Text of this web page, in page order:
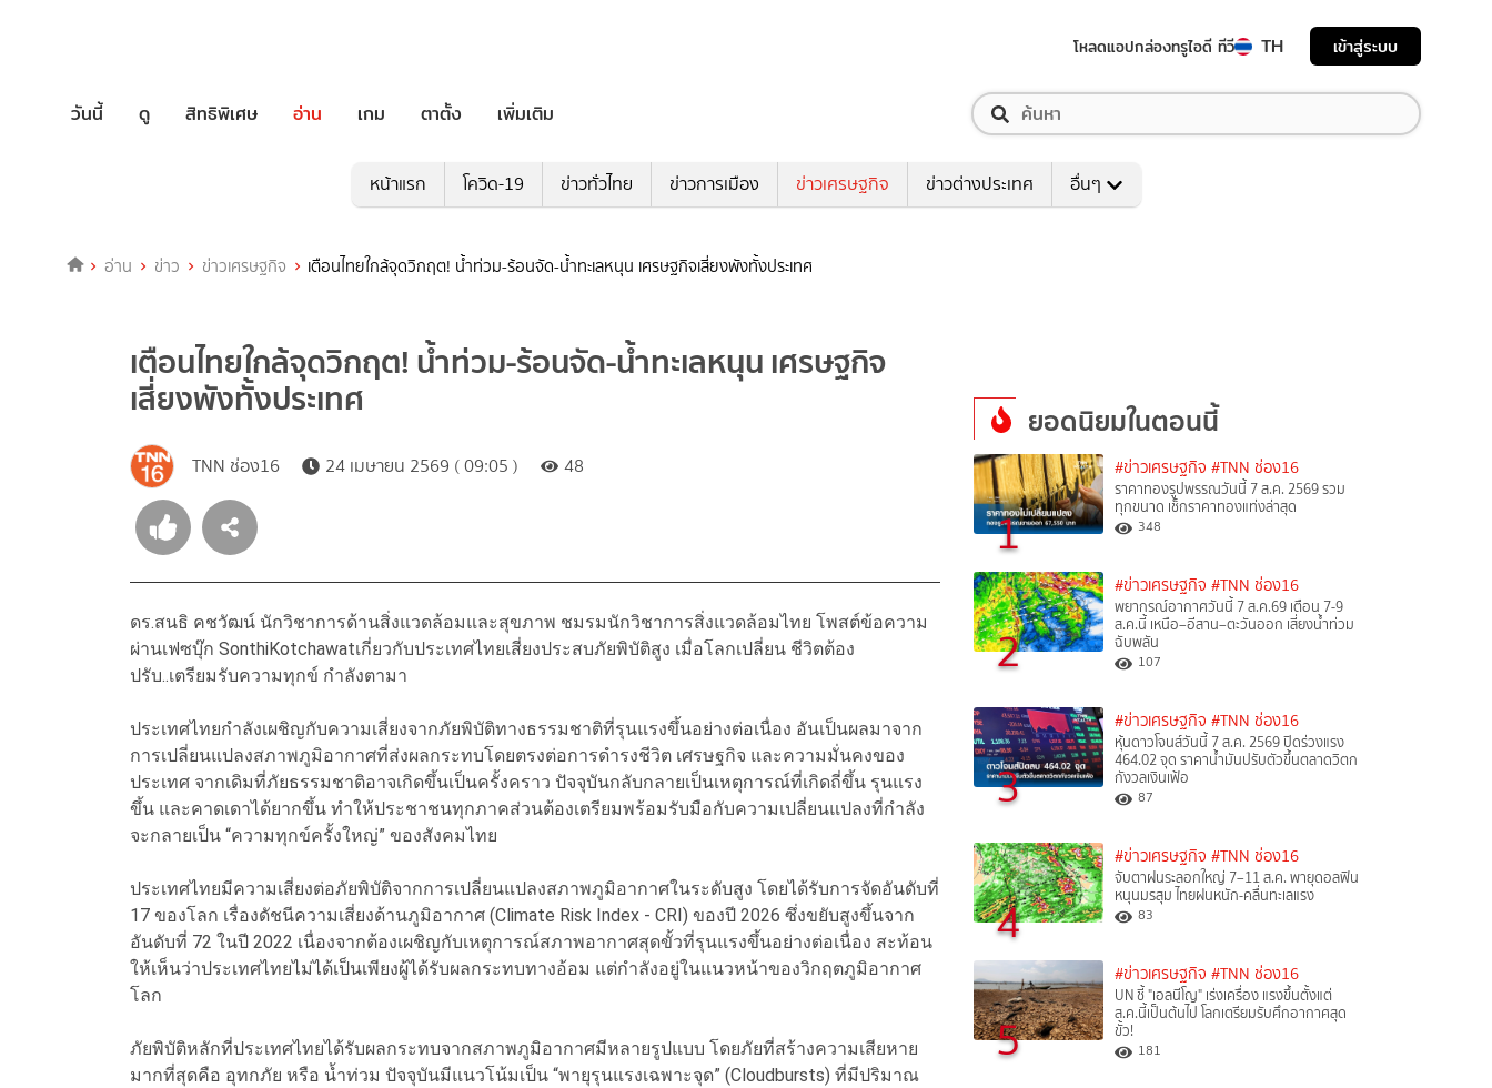
โหลดแอปกล่องทรูไอดี ทีวี TH เข้าสู่ระบบ
วันนี้ ดู สิทธิพิเศษ อ่าน เกม ตาตั้ง เพิ่มเติม
หน้าแรก โควิด-19 ข่าวทั่วไทย ข่าวการเมือง ข่าวเศรษฐกิจ ข่าวต่างประเทศ อื่นๆ
อ่าน ข่าว ข่าวเศรษฐกิจ เตือนไทยใกล้จุดวิกฤต! น้ำท่วม-ร้อนจัด-น้ำทะเลหนุน เศรษฐกิจเสี่ยงพังทั้งประเทศ
เตือนไทยใกล้จุดวิกฤต! น้ำท่วม-ร้อนจัด-น้ำทะเลหนุน เศรษฐกิจ
เสี่ยงพังทั้งประเทศ
TNN ช่อง16 24 เมษายน 2569 ( 09:05 ) 48
ดร.สนธิ คชวัฒน์ นักวิชาการด้านสิ่งแวดล้อมและสุขภาพ ชมรมนักวิชาการสิ่งแวดล้อมไทย โพสต์ข้อความ
ผ่านเฟซบุ๊ก SonthiKotchawatเกี่ยวกับประเทศไทยเสี่ยงประสบภัยพิบัติสูง เมื่อโลกเปลี่ยน ชีวิตต้อง
ปรับ..เตรียมรับความทุกข์ กำลังตามา
ประเทศไทยกำลังเผชิญกับความเสี่ยงจากภัยพิบัติทางธรรมชาติที่รุนแรงขึ้นอย่างต่อเนื่อง อันเป็นผลมาจาก
การเปลี่ยนแปลงสภาพภูมิอากาศที่ส่งผลกระทบโดยตรงต่อการดำรงชีวิต เศรษฐกิจ และความมั่นคงของ
ประเทศ จากเดิมที่ภัยธรรมชาติอาจเกิดขึ้นเป็นครั้งคราว ปัจจุบันกลับกลายเป็นเหตุการณ์ที่เกิดถี่ขึ้น รุนแรง
ขึ้น และคาดเดาได้ยากขึ้น ทำให้ประชาชนทุกภาคส่วนต้องเตรียมพร้อมรับมือกับความเปลี่ยนแปลงที่กำลัง
จะกลายเป็น “ความทุกข์ครั้งใหญ่” ของสังคมไทย
ประเทศไทยมีความเสี่ยงต่อภัยพิบัติจากการเปลี่ยนแปลงสภาพภูมิอากาศในระดับสูง โดยได้รับการจัดอันดับที่
17 ของโลก เรื่องดัชนีความเสี่ยงด้านภูมิอากาศ (Climate Risk Index - CRI) ของปี 2026 ซึ่งขยับสูงขึ้นจาก
อันดับที่ 72 ในปี 2022 เนื่องจากต้องเผชิญกับเหตุการณ์สภาพอากาศสุดขั้วที่รุนแรงขึ้นอย่างต่อเนื่อง สะท้อน
ให้เห็นว่าประเทศไทยไม่ได้เป็นเพียงผู้ได้รับผลกระทบทางอ้อม แต่กำลังอยู่ในแนวหน้าของวิกฤตภูมิอากาศ
โลก
ภัยพิบัติหลักที่ประเทศไทยได้รับผลกระทบจากสภาพภูมิอากาศมีหลายรูปแบบ โดยภัยที่สร้างความเสียหาย
มากที่สุดคือ อุทกภัย หรือ น้ำท่วม ปัจจุบันมีแนวโน้มเป็น “พายุรุนแรงเฉพาะจุด” (Cloudbursts) ที่มีปริมาณ
ยอดนิยมในตอนนี้
1
#ข่าวเศรษฐกิจ #TNN ช่อง16
ราคาทองรูปพรรณวันนี้ 7 ส.ค. 2569 รวม
ทุกขนาด เช็กราคาทองแท่งล่าสุด
348
2
#ข่าวเศรษฐกิจ #TNN ช่อง16
พยากรณ์อากาศวันนี้ 7 ส.ค.69 เตือน 7-9
ส.ค.นี้ เหนือ–อีสาน–ตะวันออก เสี่ยงน้ำท่วม
ฉับพลัน
107
3
#ข่าวเศรษฐกิจ #TNN ช่อง16
หุ้นดาวโจนส์วันนี้ 7 ส.ค. 2569 ปิดร่วงแรง
464.02 จุด ราคาน้ำมันปรับตัวขึ้นตลาดวิตก
กังวลเงินเฟ้อ
87
4
#ข่าวเศรษฐกิจ #TNN ช่อง16
จับตาฝนระลอกใหญ่ 7–11 ส.ค. พายุดอลฟิน
หนุนมรสุม ไทยฝนหนัก-คลื่นทะเลแรง
83
5
#ข่าวเศรษฐกิจ #TNN ช่อง16
UN ชี้ "เอลนีโญ" เร่งเครื่อง แรงขึ้นตั้งแต่
ส.ค.นี้เป็นต้นไป โลกเตรียมรับศึกอากาศสุด
ขั้ว!
181